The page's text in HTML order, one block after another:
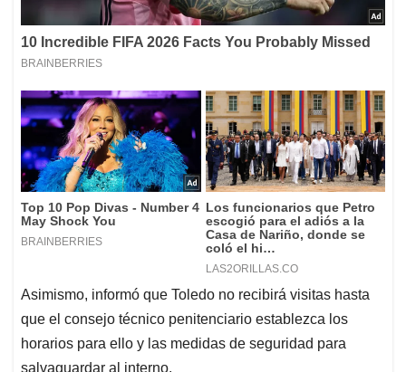
Asimismo, informó que Toledo no recibirá visitas hasta
que el consejo técnico penitenciario establezca los
horarios para ello y las medidas de seguridad para
salvaguardar al interno.